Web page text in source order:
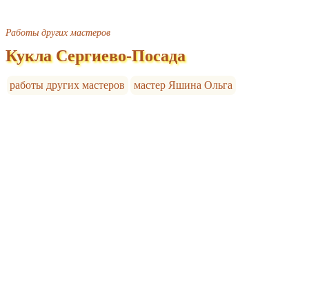
Работы других мастеров
Кукла Сергиево-Посада
работы других мастеров мастер Яшина Ольга